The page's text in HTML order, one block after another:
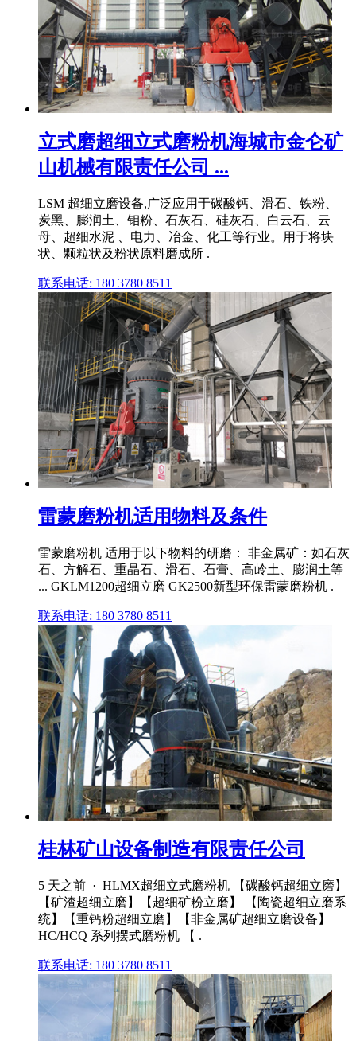
立式磨超细立式磨粉机海城市金仑矿
山机械有限责任公司 ...
LSM 超细立磨设备,广泛应用于碳酸钙、滑石、铁粉、
炭黑、膨润土、钼粉、石灰石、硅灰石、白云石、云
母、超细水泥 、电力、冶金、化工等行业。用于将块
状、颗粒状及粉状原料磨成所 .
联系电话: 180 3780 8511
雷蒙磨粉机适用物料及条件
雷蒙磨粉机 适用于以下物料的研磨： 非金属矿：如石灰
石、方解石、重晶石、滑石、石膏、高岭土、膨润土等
... GKLM1200超细立磨 GK2500新型环保雷蒙磨粉机 .
联系电话: 180 3780 8511
桂林矿山设备制造有限责任公司
5 天之前 · HLMX超细立式磨粉机 【碳酸钙超细立磨】
【矿渣超细立磨】【超细矿粉立磨】 【陶瓷超细立磨系
统】【重钙粉超细立磨】【非金属矿超细立磨设备】
HC/HCQ 系列摆式磨粉机 【 .
联系电话: 180 3780 8511